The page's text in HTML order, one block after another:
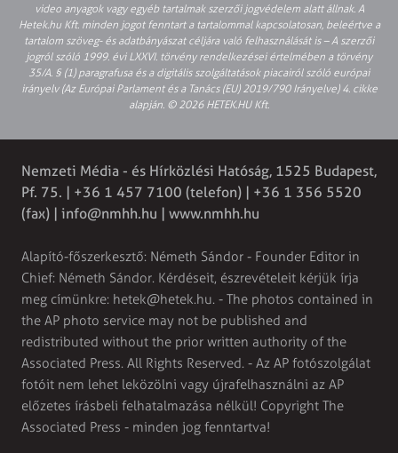
video anyagok vagy egyéb tartalmak szerzői jogvédelem alatt állnak. A
Hetek.hu Kft. minden jogot fenntart a tartalommal kapcsolatosan, beleértve a
tartalom szöveg- és adatbányászat céljára való felhasználását is – A szerzői
jogról szóló 1999. évi LXXVI. törvény rendelkezései értelmében a törvény
35/A. § (1) paragrafusa és a digitális szolgáltatások piacairól szóló európai
irányelv (Az Európai Parlament és a Tanács (EU) 2019/790 Irányelve) 4. cikke
alapján. © 2026 HETEK.HU Kft.
Nemzeti Média - és Hírközlési Hatóság, 1525 Budapest,
Pf. 75. | +36 1 457 7100 (telefon) | +36 1 356 5520
(fax) | info@nmhh.hu | www.nmhh.hu
Alapító-főszerkesztő: Németh Sándor - Founder Editor in
Chief: Németh Sándor. Kérdéseit, észrevételeit kérjük írja
meg címünkre: hetek@hetek.hu. - The photos contained in
the AP photo service may not be published and
redistributed without the prior written authority of the
Associated Press. All Rights Reserved. - Az AP fotószolgálat
fotóit nem lehet leközölni vagy újrafelhasználni az AP
előzetes írásbeli felhatalmazása nélkül! Copyright The
Associated Press - minden jog fenntartva!